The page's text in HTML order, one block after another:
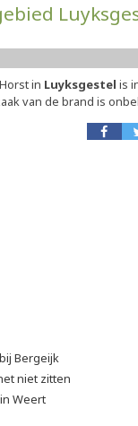
in Luyksgestel is
van de brand is
Bergeijk
niet zitten
Weert